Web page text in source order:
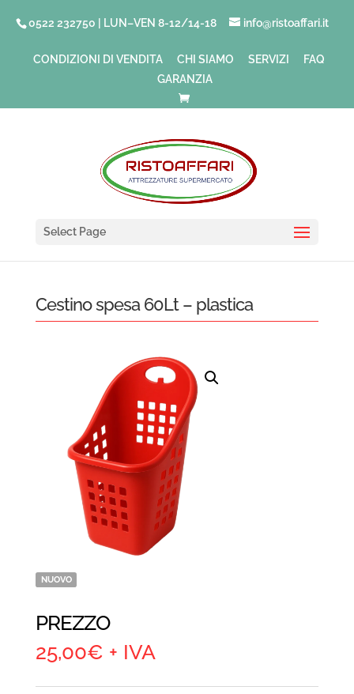
0522 232750 | LUN–VEN 8-12/14-18 info@ristoaffari.it
CONDIZIONI DI VENDITA CHI SIAMO SERVIZI
FAQ
GARANZIA
Select Page
Cestino spesa 60Lt – plastica
NUOVO
PREZZO
25,00€ + IVA